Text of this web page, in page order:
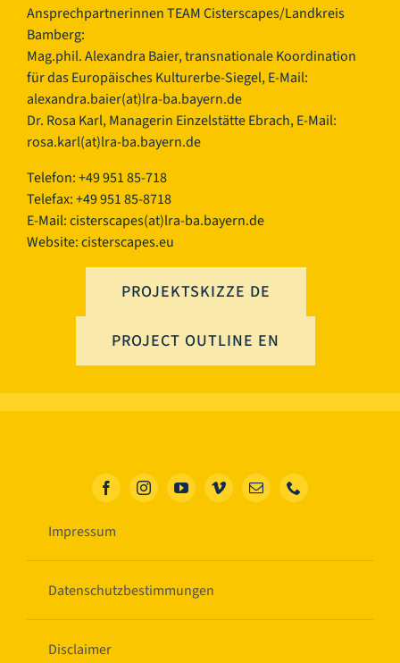
Ansprechpartnerinnen TEAM Cisterscapes/Landkreis
Bamberg:
Mag.phil. Alexandra Baier, transnationale Koordination
für das Europäisches Kulturerbe-Siegel, E-Mail:
alexandra.baier(at)lra-ba.bayern.de
Dr. Rosa Karl, Managerin Einzelstätte Ebrach, E-Mail:
rosa.karl(at)lra-ba.bayern.de
Telefon: +49 951 85-718
Telefax: +49 951 85-8718
E-Mail:cisterscapes(at)lra-ba.bayern.de
Website: cisterscapes.eu
PROJEKTSKIZZE DE
PROJECT OUTLINE EN
Impressum
Datenschutzbestimmungen
Disclaimer